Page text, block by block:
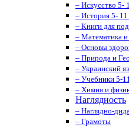
– Искусство 5-
– История 5- 11
– Книги для
– Математика
– Основы
– Природа и
– Украинский
– Учебники 5-
– Химия и
Наглядность
– Наглядно-
– Грамоты